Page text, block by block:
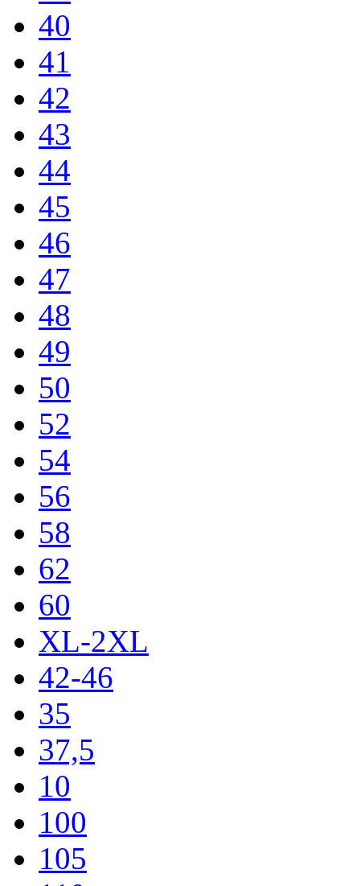
40
41
42
43
44
45
46
47
48
49
50
52
54
56
58
62
60
XL-2XL
42-46
35
37,5
10
100
105